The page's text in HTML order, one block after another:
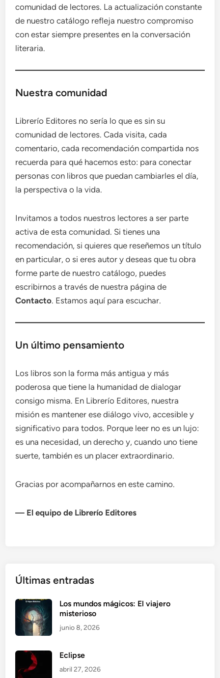
comunidad de lectores. La actualización constante
de nuestro catálogo refleja nuestro compromiso
con estar siempre presentes en la conversación
literaria.
Nuestra comunidad
Librerío Editores no sería lo que es sin su
comunidad de lectores. Cada visita, cada
comentario, cada recomendación compartida nos
recuerda para qué hacemos esto: para conectar
personas con libros que puedan cambiarles el día,
la perspectiva o la vida.
Invitamos a todos nuestros lectores a ser parte
activa de esta comunidad. Si tienes una
recomendación, si quieres que reseñemos un título
en particular, o si eres autor y deseas que tu obra
forme parte de nuestro catálogo, puedes
escribirnos a través de nuestra página de
Contacto. Estamos aquí para escuchar.
Un último pensamiento
Los libros son la forma más antigua y más
poderosa que tiene la humanidad de dialogar
consigo misma. En Librerío Editores, nuestra
misión es mantener ese diálogo vivo, accesible y
significativo para todos. Porque leer no es un lujo:
es una necesidad, un derecho y, cuando uno tiene
suerte, también es un placer extraordinario.
Gracias por acompañarnos en este camino.
— El equipo de Librerío Editores
Últimas entradas
Los mundos mágicos: El viajero
misterioso
junio 8, 2026
Eclipse
abril 27, 2026